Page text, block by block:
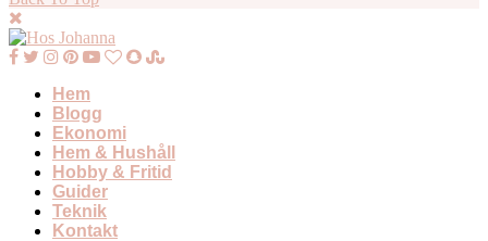
Hem
Blogg
Ekonomi
Hem & Hushåll
Hobby & Fritid
Guider
Teknik
Kontakt